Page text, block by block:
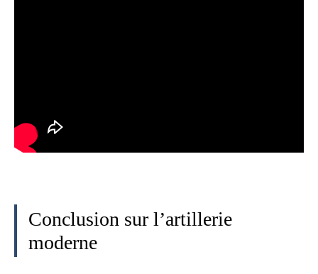
Conclusion sur l’artillerie
moderne